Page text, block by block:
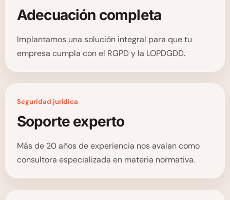
Adecuación completa
Implantamos una solución integral para que tu
empresa cumpla con el RGPD y la LOPDGDD.
Seguridad jurídica
Soporte experto
Más de 20 años de experiencia nos avalan como
consultora especializada en materia normativa.